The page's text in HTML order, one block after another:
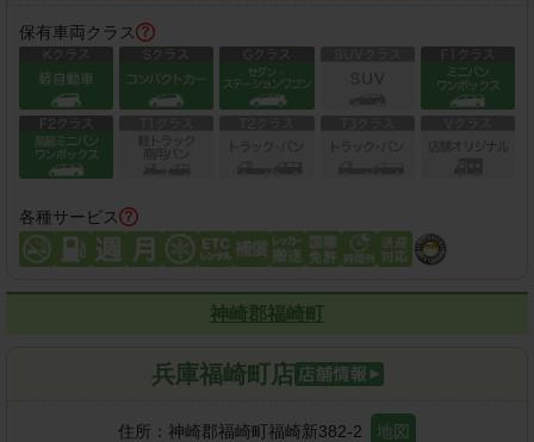
保有車両クラス
各種サービス
神崎郡福崎町
兵庫福崎町店
住所： 神崎郡福崎町福崎新382-2 地図